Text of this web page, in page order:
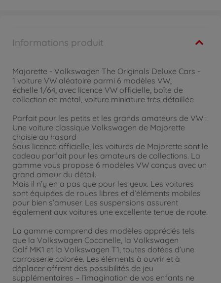
Informations produit
Majorette - Volkswagen The Originals Deluxe Cars -
1 voiture VW aléatoire parmi 6 modèles VW,
échelle 1/64, avec licence VW officielle, boîte de
collection en métal, voiture miniature très détaillée
Parfait pour les petits et les grands amateurs de VW :
Une voiture classique Volkswagen de Majorette
choisie au hasard
Sous licence officielle, les voitures de Majorette sont le
cadeau parfait pour les amateurs de collections. La
gamme vous propose 6 modèles VW conçus avec un
grand amour du détail.
Mais il n’y en a pas que pour les yeux. Les voitures
sont équipées de roues libres et d’éléments mobiles
pour bien s’amuser. Les suspensions assurent
également aux voitures une excellente tenue de route.
La gamme comprend des modèles appréciés tels
que la Volkswagen Coccinelle, la Volkswagen
Golf MK1 et la Volkswagen T1, toutes dotées d’une
carrosserie colorée. Les éléments à ouvrir et à
déplacer offrent des possibilités de jeu
supplémentaires – l’imagination de vos enfants ne